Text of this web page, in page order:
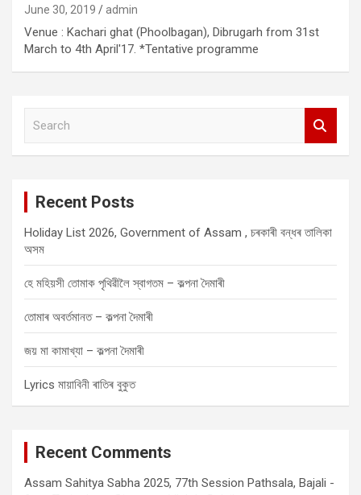
June 30, 2019 admin
Venue : Kachari ghat (Phoolbagan), Dibrugarh from 31st
March to 4th April'17. *Tentative programme
Recent Posts
Holiday List 2026, Government of Assam , চৰকাৰী বন্ধৰ তালিকা
অসম
হে মহিয়সী তোমাক পৃথিৱীলৈ স্বাগতম – কল্পনা দৈমাৰী
তোমাৰ অবৰ্তমানত – কল্পনা দৈমাৰী
জয় মা কামাখ্যা – কল্পনা দৈমাৰী
Lyrics মায়াবিনী ৰাতিৰ বুকুত
Recent Comments
Assam Sahitya Sabha 2025, 77th Session Pathsala, Bajali -